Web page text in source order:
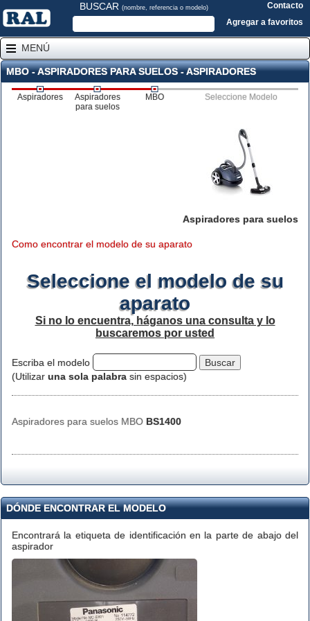
BUSCAR (nombre, referencia o modelo)
Contacto
Agregar a favoritos
MENÚ
MBO - ASPIRADORES PARA SUELOS - ASPIRADORES
Aspiradores
Aspiradores
para suelos
MBO Seleccione Modelo
Aspiradores para suelos
Como encontrar el modelo de su aparato
Seleccione el modelo de su
aparato
Si no lo encuentra, háganos una consulta y lo
buscaremos por usted
Escriba el modelo
(Utilizar una sola palabra sin espacios)
Aspiradores para suelos MBO BS1400
DÓNDE ENCONTRAR EL MODELO
Encontrará la etiqueta de identificación en la parte de abajo del
aspirador